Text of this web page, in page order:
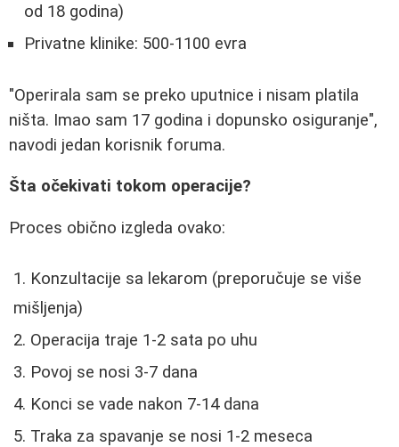
od 18 godina)
Privatne klinike: 500-1100 evra
"Operirala sam se preko uputnice i nisam platila
ništa. Imao sam 17 godina i dopunsko osiguranje",
navodi jedan korisnik foruma.
Šta očekivati tokom operacije?
Proces obično izgleda ovako:
Konzultacije sa lekarom (preporučuje se više
mišljenja)
Operacija traje 1-2 sata po uhu
Povoj se nosi 3-7 dana
Konci se vade nakon 7-14 dana
Traka za spavanje se nosi 1-2 meseca